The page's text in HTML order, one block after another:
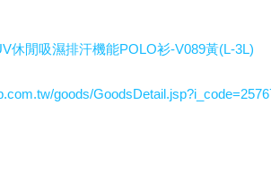
休閒吸濕排汗機能POLO衫-V089黃(L-3L)
goods/